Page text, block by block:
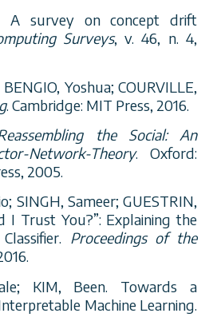
A survey on concept drift
Surveys, v. 46, n. 4,
Yoshua; COURVILLE,
. Cambridge: MIT Press, 2016.
the Social: An
Network-Theory. Oxford:
2005.
SINGH, Sameer; GUESTRIN,
I Trust You?”: Explaining the
Proceedings of the
KIM, Been. Towards a
Machine Learning.